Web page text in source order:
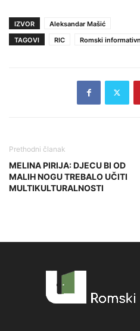
IZVOR
Aleksandar Mašić
TAGOVI
RIC Romski
Prethodni članak
MELINA PIRIJA: DJECU BI OD
MALIH NOGU TREBALO UČITI
MULTIKULTURALNOSTI